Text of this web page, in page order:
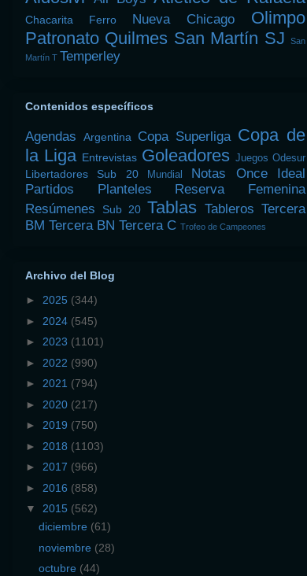
Chacarita Ferro Nueva Chicago
Olimpo
Patronato Quilmes San Martín SJ
San
Martín T Temperley
Contenidos específicos
Agendas Argentina Copa Superliga Copa de
la Liga Entrevistas Goleadores Juegos Odesur
Libertadores Sub 20 Mundial Notas
Once Ideal
Partidos
Planteles
Reserva Femenina
Resúmenes
Sub 20 Tablas Tableros Tercera
BM Tercera BN Tercera C Trofeo de Campeones
Archivo del Blog
► 2025 (344)
► 2024 (545)
► 2023 (1101)
► 2022 (990)
► 2021 (794)
► 2020 (217)
► 2019 (750)
► 2018 (1103)
► 2017 (966)
► 2016 (858)
▼ 2015 (562)
diciembre (61)
noviembre (28)
octubre (44)